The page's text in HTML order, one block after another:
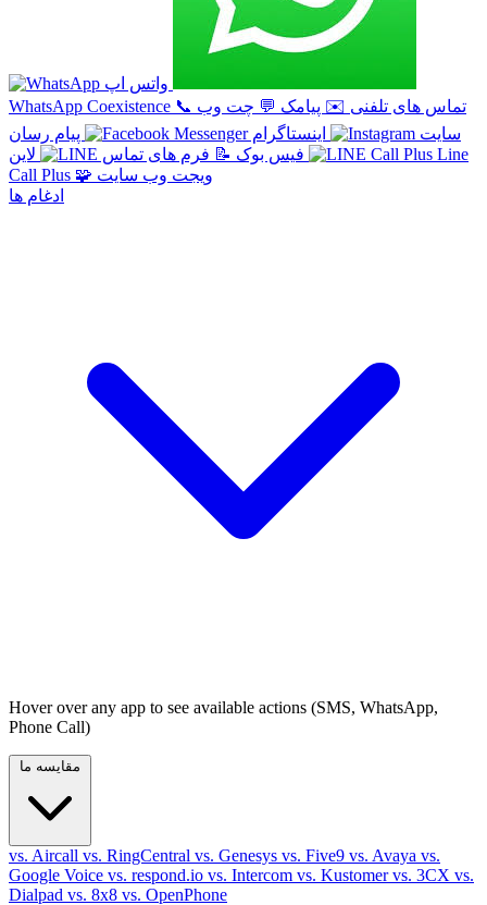
WhatsApp Coexistence 📞 تماس های تلفنی ✉️ پیامک 💬 چت وب
سایت
اینستاگرام
پیام رسان
فیس بوک 📝 فرم های تماس
Line
Call Plus 🧩 ویجت وب سایت
ادغام ها
Hover over any app to see available actions (SMS, WhatsApp,
Phone Call)
vs. Aircall vs. RingCentral vs. Genesys vs. Five9 vs. Avaya vs.
Google Voice vs. respond.io vs. Intercom vs. Kustomervs. 3CX vs.
Dialpad vs. 8x8 vs. OpenPhone